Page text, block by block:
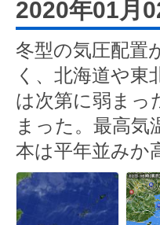
2020年01月
冬型の気圧配置
く、北海道や東
は次第に弱まっ
まった。最高気
本は平年並みか